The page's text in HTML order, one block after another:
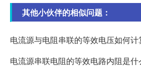
其他小伙伴的相似问题：
电流源与电阻串联的等效电压如何计
电流源串联电阻的等效电路内阻是什